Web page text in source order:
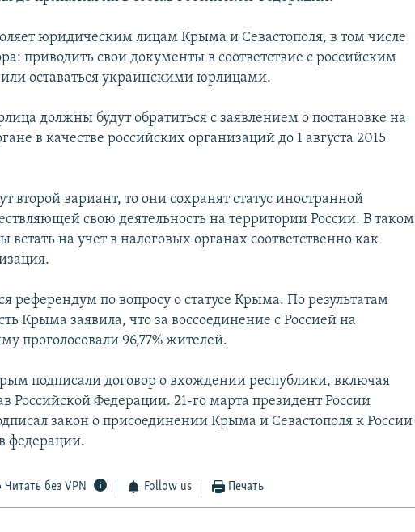
юридическим лицам Крыма и Севастополя, в том числе
приводить свои документы в соответствие с российским
или оставаться украинскими юрлицами.
должны будут обратиться с заявлением о постановке на
в качестве российских организаций до 1 августа 2015
второй вариант, то они сохранят статус иностранной
свою деятельность на территории России. В таком
встать на учет в налоговых органах соответственно как
референдум по вопросу о статусе Крыма. По результатам
Крыма заявила, что за воссоединение с Россией на
проголосовали 96,77% жителей.
подписали договор о вхождении республики, включая
Российской Федерации. 21-го марта президент России
закон о присоединении Крыма и Севастополя к России
федерации.
Читать без VPN Follow us Печать